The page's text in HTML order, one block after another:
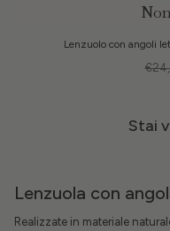
Lenzuolo con angoli
Stai
Lenzuola con
Realizzate in materiale